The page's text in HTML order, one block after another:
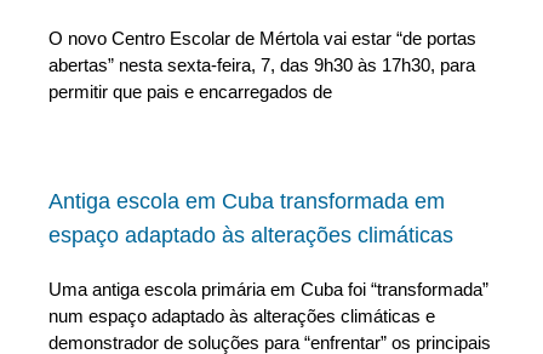
O novo Centro Escolar de Mértola vai estar “de portas
abertas” nesta sexta-feira, 7, das 9h30 às 17h30, para
permitir que pais e encarregados de
Antiga escola em Cuba transformada em
espaço adaptado às alterações climáticas
Uma antiga escola primária em Cuba foi “transformada”
num espaço adaptado às alterações climáticas e
demonstrador de soluções para “enfrentar” os principais